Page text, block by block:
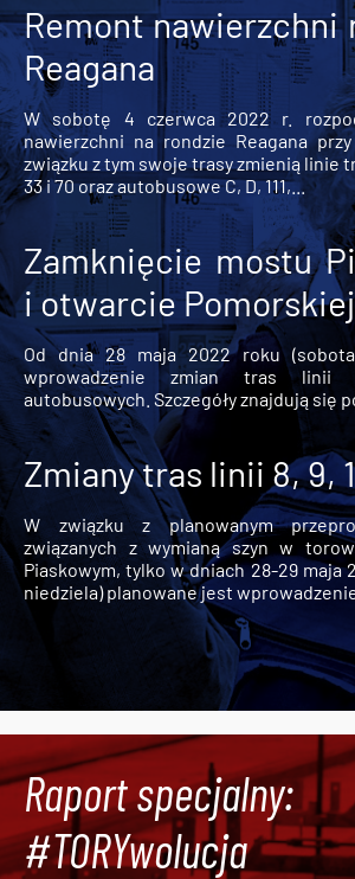
Remont nawierzchni
Reagana
W sobotę 4 czerwca 2022 r.
nawierzchni na rondzie Reagana
związku z tym swoje trasy zmienią linie
33 i 70 oraz autobusowe C, D, 111,...
Zamknięcie mostu
i otwarcie Pomorskiej
Od dnia 28 maja 2022 roku
wprowadzenie zmian tras linii
autobusowych. Szczegóły znajdują się
Zmiany tras linii 8, 9,
W związku z planowanym
związanych z wymianą szyn w
Piaskowym, tylko w dniach 28-29 maja
niedziela) planowane jest wprowadzenie
Raport specjalny:
#TORYwolucja